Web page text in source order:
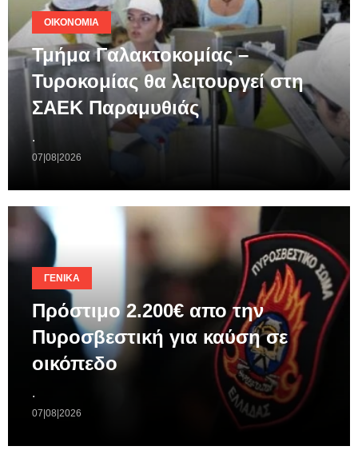
ΟΙΚΟΝΟΜΊΑ
Τμήμα Γαλακτοκομίας –
Τυροκομίας θα λειτουργεί στη
ΣΑΕΚ Παραμυθιάς
.
07|08|2026
ΓΕΝΙΚΆ
Πρόστιμο 2.200€ απο την
Πυροσβεστική για καύση σε
οικόπεδο
.
07|08|2026